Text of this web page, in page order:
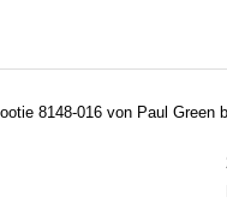
8148-016 von Paul Green